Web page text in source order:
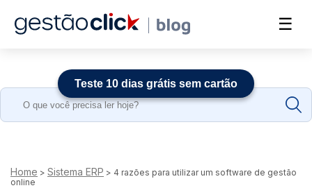
☰
Search
Home > Sistema ERP > 4 razões para utilizar um software de gestão
online
Teste 10 dias grátis sem cartão